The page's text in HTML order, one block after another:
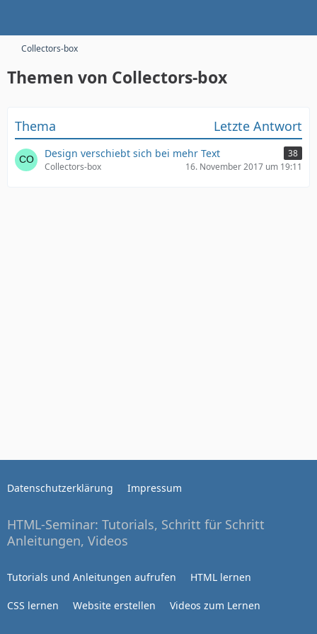
Collectors-box
Themen von Collectors-box
Thema Letzte Antwort
Design verschiebt sich bei mehr Text
38
Collectors-box
16. November 2017 um 19:11
Datenschutzerklärung Impressum
HTML-Seminar: Tutorials, Schritt für Schritt
Anleitungen, Videos
Tutorials und Anleitungen aufrufen HTML lernen
CSS lernen Website erstellen Videos zum Lernen